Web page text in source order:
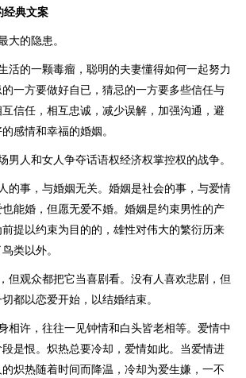
经典文案
大的隐患。
活的一颗毒瘤，聪明的夫妻懂得如何一起努力
一方要做好自已，猜忌的一方要多些信任与
信任，相互忠诚，减少误解，加强沟通，避
感情和幸福的婚姻。
男人和女人争夺话语权经济权掌控权的战争。
的事，与婚姻无关。婚姻是社会的事，与爱情
能婚，但愿无爱不婚。婚姻是约束男性的产
提以约束为目的的，雄性对伟大的繁衍历来
类以外。
但观众都把它当喜剧看。没有人喜欢悲剧，但
都以恋爱开始，以结婚结束。
相许，往往一见钟情和白头皆老相等。爱情中
是恨。炽热总要冷却，爱情如此。当爱情进
炽热随着时间而降温，冷却为爱生嫌，一不